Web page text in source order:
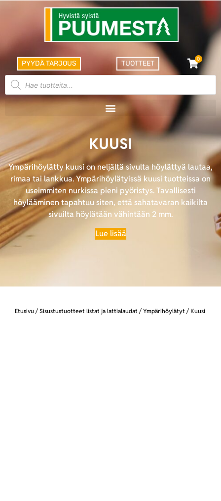
PYYDÄ TARJOUS TUOTTEET
0
KUUSI
Ympärihöylätty kuusi on neljältä sivulta höylättyä lautaa,
rimaa tai lankkua. Ympärihöylätyissä kuusi tuotteissa on
useimmiten nurkissa pieni pyöristys. Tavallisesti
höylääminen tapahtuu siten, että sahatavaran kaikilta
sivuilta höylätään vähintään 2 mm.
Lue lisää
Etusivu / Sisustustuotteet listat ja lattialaudat / Ympärihöylätyt / Kuusi